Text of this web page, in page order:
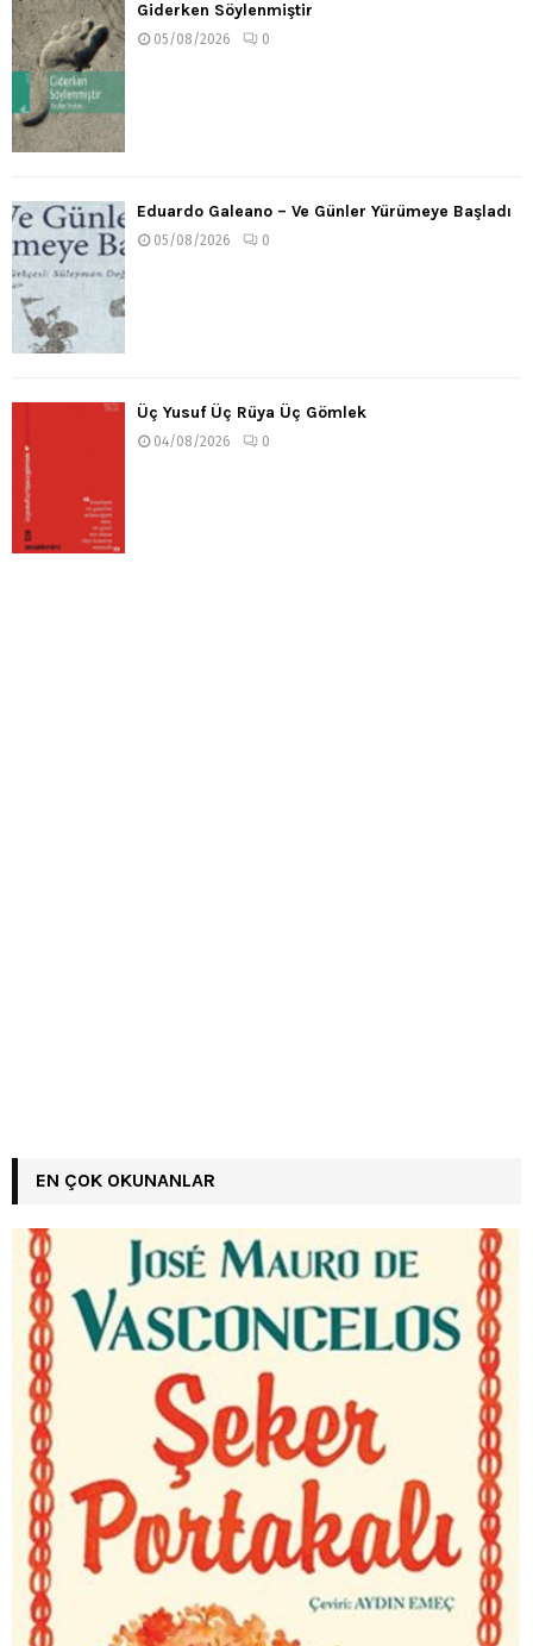
Giderken Söylenmiştir
05/08/2026 0
Eduardo Galeano – Ve Günler Yürümeye Başladı
05/08/2026 0
Üç Yusuf Üç Rüya Üç Gömlek
04/08/2026 0
EN ÇOK OKUNANLAR